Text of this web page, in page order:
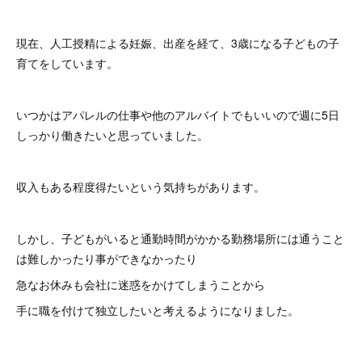
現在、人工授精による妊娠、出産を経て、3歳になる子どもの子
育てをしています。
いつかはアパレルの仕事や他のアルバイトでもいいので週に5日
しっかり働きたいと思っていました。
収入もある程度得たいという気持ちがあります。
しかし、子どもがいると通勤時間がかかる勤務場所には通うこと
は難しかったり事ができなかったり
急なお休みも会社に迷惑をかけてしまうことから
手に職を付けて独立したいと考えるようになりました。